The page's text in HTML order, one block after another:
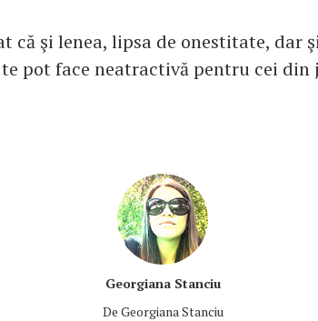
că şi lenea, lipsa de onestitate, dar
pot face neatractivă pentru cei din
Georgiana Stanciu
De Georgiana Stanciu